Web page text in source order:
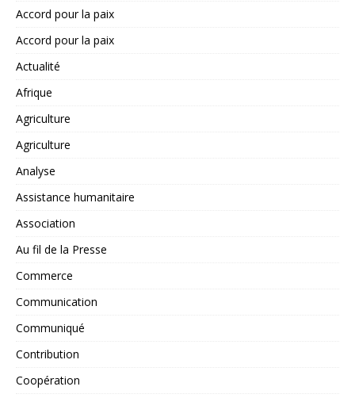
Accord pour la paix
Accord pour la paix
Actualité
Afrique
Agriculture
Agriculture
Analyse
Assistance humanitaire
Association
Au fil de la Presse
Commerce
Communication
Communiqué
Contribution
Coopération